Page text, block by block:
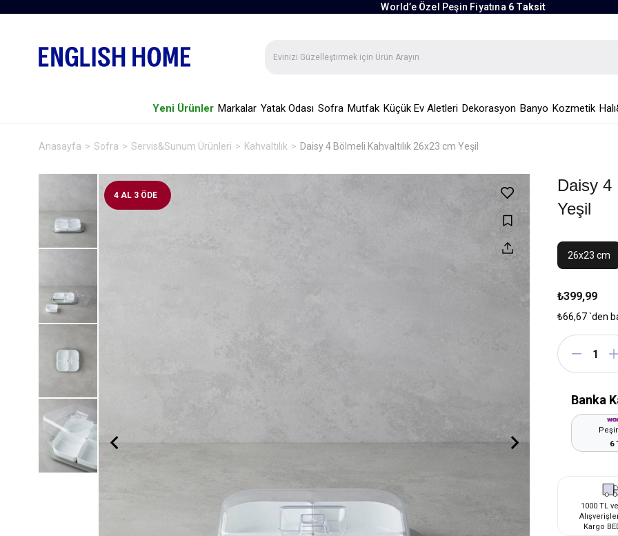
World’e Özel Peşin Fiyatına 6 Taksit
Yeni Ürünler Markalar Yatak Odası Sofra Mutfak Küçük Ev Aletleri Dekorasyon Banyo Kozmetik
Anasayfa Sofra Servis&Sunum Ürünleri Kahvaltılık Daisy 4 Bölmeli Kahvaltılık 26x23 cm Yeşil
4 AL 3 ÖDE
Daisy 4
Yeşil
26x23 cm
₺399,99
₺66,67`den
Banka
6
1000 TL
Kargo